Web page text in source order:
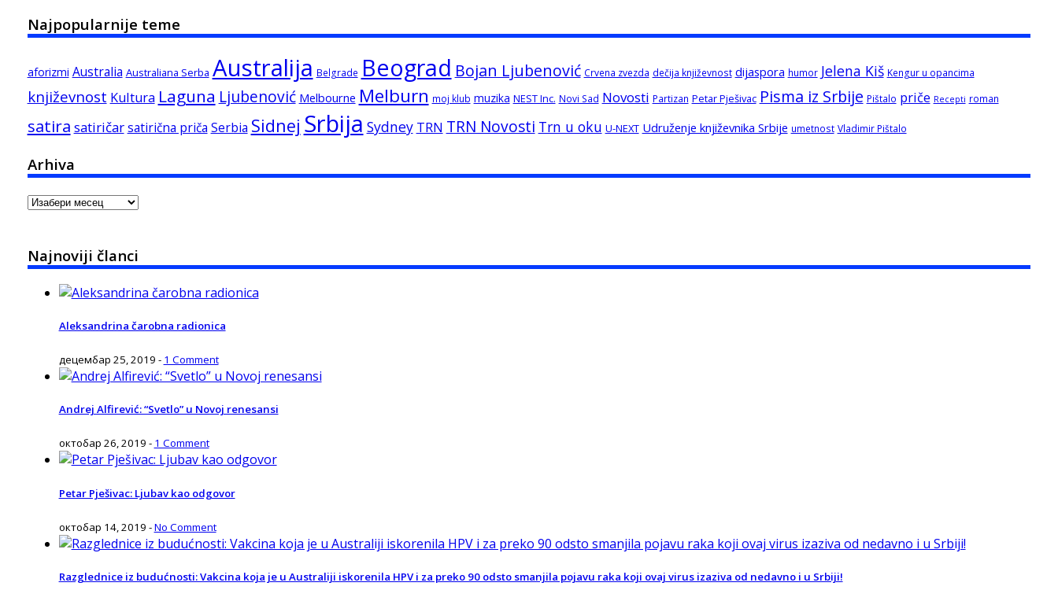
Najpopularnije teme
aforizmi Australia Australiana Serba Australija Belgrade Beograd Bojan Ljubenović Crvena zvezda dečija književnost dijaspora humor Jelena Kiš Kengur u opancima
književnost Kultura Laguna Ljubenović Melbourne Melburn moj klub muzika NEST Inc. Novi Sad Novosti Partizan Petar Pješivac Pisma iz Srbije Pištalo priče Recepti roman
satira satiričar satirična priča Serbia Sidnej Srbija Sydney TRN TRN Novosti Trn u oku U-NEXT Udruženje književnika Srbije umetnost Vladimir Pištalo
Arhiva
Arhiva
Najnoviji članci
Aleksandrina čarobna radionica
децембар 25, 2019 - 1 Comment
Andrej Alfirević: “Svetlo” u Novoj renesansi
октобар 26, 2019 - 1 Comment
Petar Pješivac: Ljubav kao odgovor
октобар 14, 2019 -No Comment
Razglednice iz budućnosti: Vakcina koja je u Australiji iskorenila HPV i za preko 90 odsto smanjila pojavu raka koji ovaj virus izaziva od nedavno i u Srbiji!